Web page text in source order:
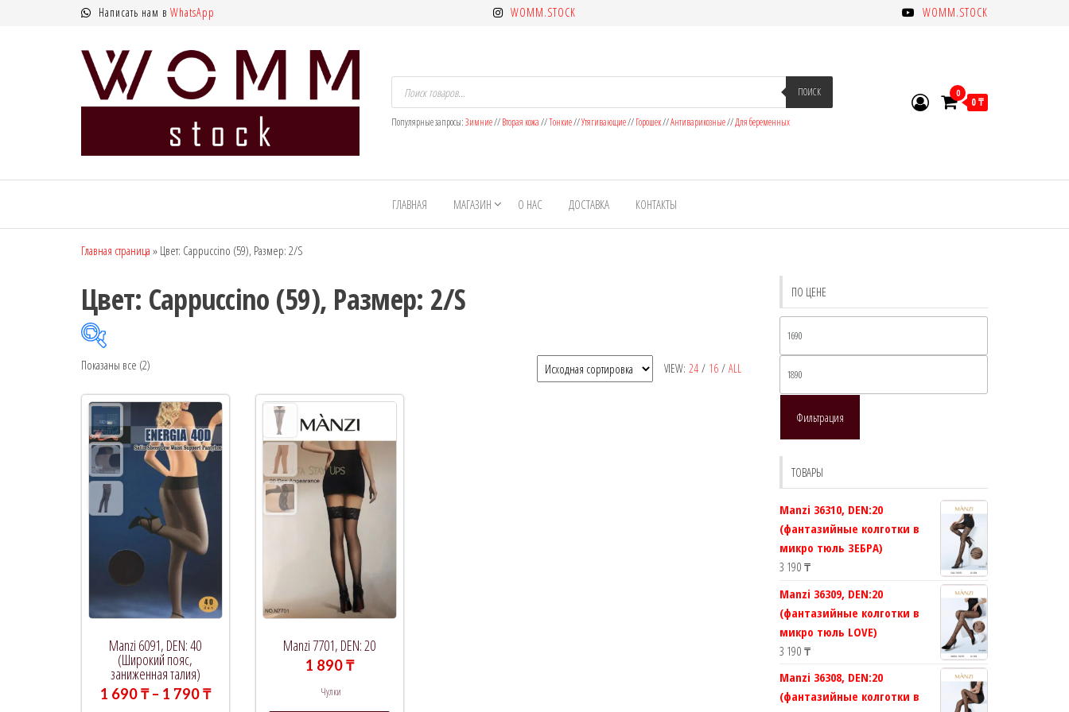
Написать нам в WhatsApp WOMM.STOCK WOMM.STOCK
магазин
MANZI, Naja
лосины
Поиск
товаров ПОИСК
Популярные запросы:Зимние//Вторая кожа//Тонкие//Утягивающие//Горошек//Антиварикозные//Для беременных
0
0 ₸
ГЛАВНАЯ МАГАЗИН О НАС ДОСТАВКА КОНТАКТЫ
Главная страница » Цвет: Cappuccino (59), Размер: 2/S
Цвет: Cappuccino (59), Размер: 2/S
Рекомендуемый продукт
В продаже(0)
Категории товаров
Метки товаров
VIEW: 24 / 16 / ALL
Показаны все (2)
Manzi 6091, DEN: 40
(Широкий пояс,
заниженная талия)
1 690₸ – 1 790₸Диапазон
Manzi 7701, DEN: 20
1 890₸
Чулки
ПО ЦЕНЕ
цена
цена
Фильтрация
ТОВАРЫ
Manzi 36310, DEN:20
(фантазийные колготки в
микро тюль ЗЕБРА)
3 190 ₸
Manzi 36309, DEN:20
(фантазийные колготки в
микро тюль LOVE)
3 190 ₸
Manzi 36308, DEN:20
(фантазийные колготки в